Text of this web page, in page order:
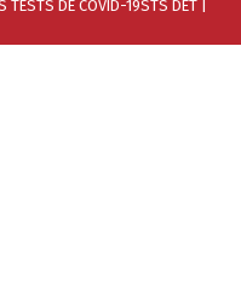
TESTS DE COVID-19STS DET